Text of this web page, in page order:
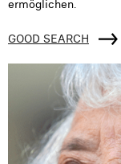
ermöglichen.
GOOD SEARCH